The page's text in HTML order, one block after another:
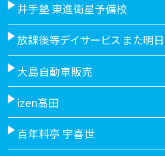
井手塾 東進衛星予備校
放課後等デイサービス また明日
大島自動車販売
izen高田
百年料亭 宇喜世